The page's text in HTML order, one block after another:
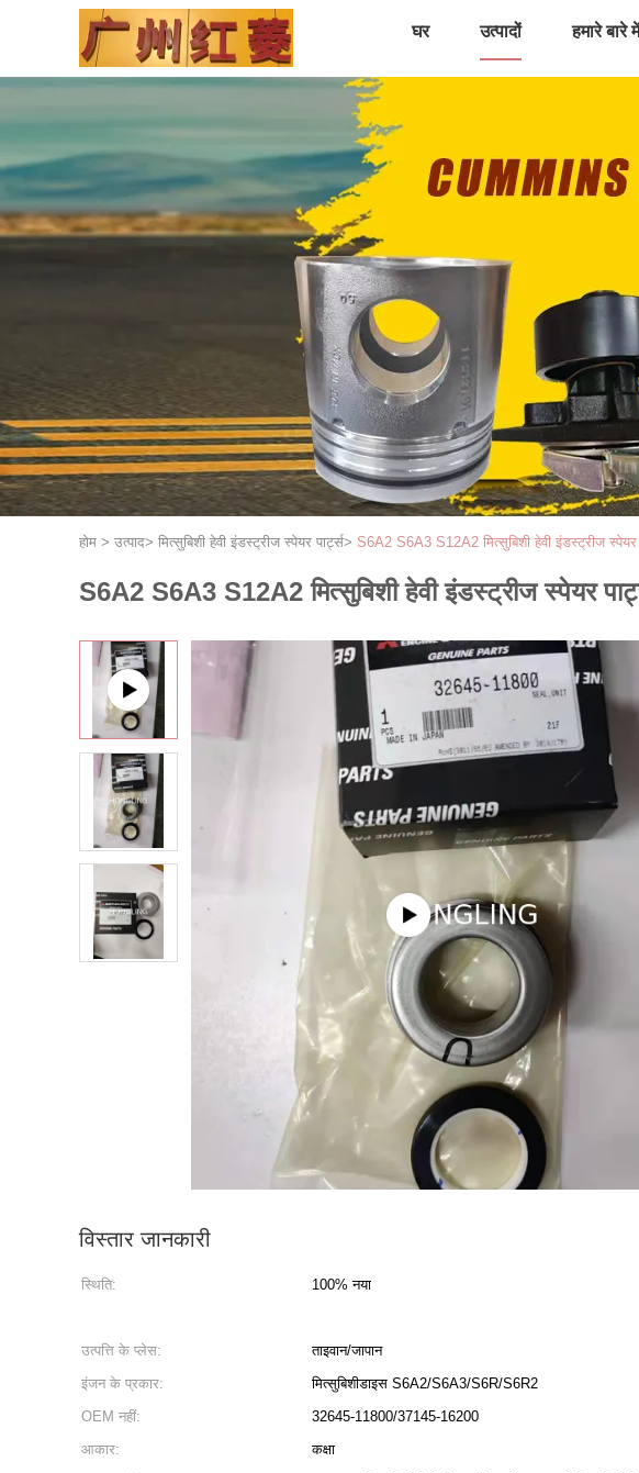
घर उत्पादों हमारे बारे में
होम > उत्पाद> मित्सुबिशी हेवी इंडस्ट्रीज स्पेयर पार्ट्स> S6A2 S6A3 S12A2 मित्सुबिशी हेवी इंडस्ट्रीज स्पेयर
S6A2 S6A3 S12A2 मित्सुबिशी हेवी इंडस्ट्रीज स्पेयर
विस्तार जानकारी
स्थिति: 100% नया
उत्पत्ति के प्लेस:
ताइवान/जापान
इंजन के प्रकार:
मित्सुबिशीडाइस S6A2/S6A3/S6R/S6R2
OEM नहीं:
32645-11800/37145-16200
आकार:
कक्षा